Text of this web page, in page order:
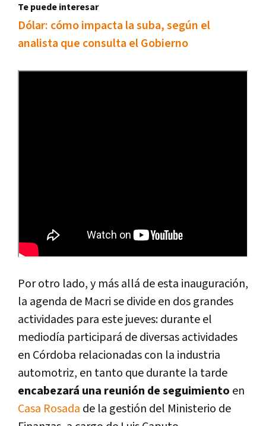
Te puede interesar
Dólar: cómo impacta la suba, según el
analista que consulta el Gobierno
Por otro lado, y más allá de esta inauguración,
la agenda de Macri se divide en dos grandes
actividades para este jueves: durante el
mediodí­a participará de diversas actividades
en Córdoba relacionadas con la industria
automotriz, en tanto que durante la tarde
encabezará una reunión de seguimiento en
Casa Rosada de la gestión del Ministerio de